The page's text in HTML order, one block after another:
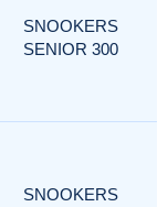
SNOOKERS
SENIOR 300
SNOOKERS